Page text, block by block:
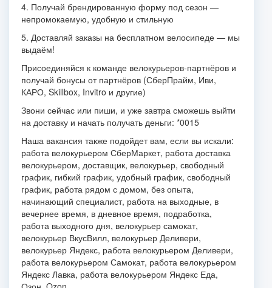
4. Получай брендированную форму под сезон —
непромокаемую, удобную и стильную
5. Доставляй заказы на бесплатном велосипеде — мы
выдаём!
Присоединяйся к команде велокурьеров-партнёров и
получай бонусы от партнёров (СберПрайм, Иви,
КАРО, Skillbox, Invitro и другие)
Звони сейчас или пиши, и уже завтра сможешь выйти
на доставку и начать получать деньги: *0015
Наша вакансия также подойдет вам, если вы искали:
работа велокурьером СберМаркет, работа доставка
велокурьером, доставщик, велокурьер, свободный
график, гибкий график, удобный график, свободный
график, работа рядом с домом, без опыта,
начинающий специалист, работа на выходные, в
вечернее время, в дневное время, подработка,
работа выходного дня, велокурьер самокат,
велокурьер ВкусВилл, велокурьер Деливери,
велокурьер Яндекс, работа велокурьером Деливери,
работа велокурьером Самокат, работа велокурьером
Яндекс Лавка, работа велокурьером Яндекс Еда,